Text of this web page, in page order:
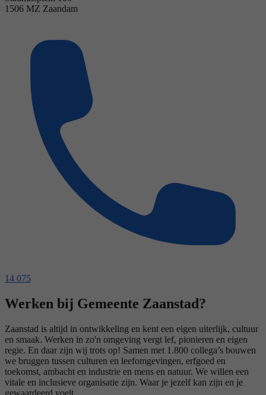
1506 MZ Zaandam
14 075
Werken bij Gemeente Zaanstad?
Zaanstad is altijd in ontwikkeling en kent een eigen uiterlijk, cultuur
en smaak. Werken in zo'n omgeving vergt lef, pionieren en eigen
regie. En daar zijn wij trots op! Samen met 1.800 collega’s bouwen
we bruggen tussen culturen en leefomgevingen, erfgoed en
toekomst, ambacht en industrie en mens en natuur. We willen een
vitale en inclusieve organisatie zijn. Waar je jezelf kan zijn en je
gewaardeerd voelt.